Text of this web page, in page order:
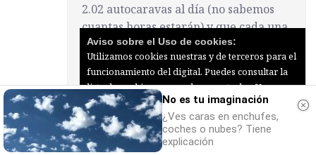
2.02 autocaravas al día (no sabemos
cuantas horas estarán) y que cada una
deja 100 euros en comercios= 200
euros total/día.
Osea, el PP se gasta del tirón 110.000
€, recauda 3.900 € al año, no sabemos
lo que costará mantenerla y lo que
cuesta tener 1 operario , y lo arregla
diciendo que los autocaravanistas
Aviso sobre el Uso de cookies:
Utilizamos cookies nuestras y de terceros para el
funcionamiento del digital. Puedes consultar la
lista de cookies y como desconectarlas.Ver
nuestra Política de Privacidad y Cookies
Aceptar Cookies
Personalizar
No es tu imaginación
¿Ves caras en enchufes,
coches o nubes? Tiene
explicación